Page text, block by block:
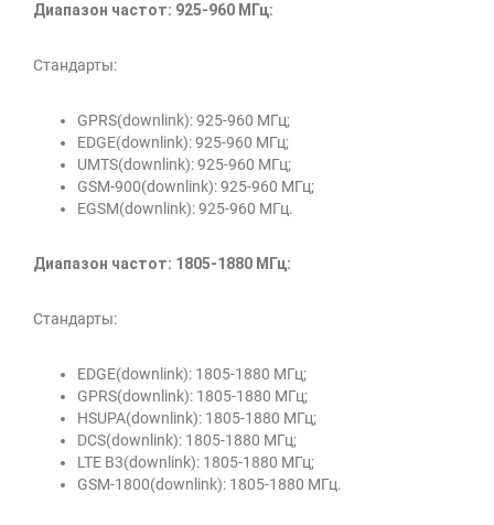
Диапазон частот: 925-960 МГц:
Стандарты:
GPRS(downlink): 925-960 МГц;
EDGE(downlink): 925-960 МГц;
UMTS(downlink): 925-960 МГц;
GSM-900(downlink): 925-960 МГц;
EGSM(downlink): 925-960 МГц.
Диапазон частот: 1805-1880 МГц:
Стандарты:
EDGE(downlink): 1805-1880 МГц;
GPRS(downlink): 1805-1880 МГц;
HSUPA(downlink): 1805-1880 МГц;
DCS(downlink): 1805-1880 МГц;
LTE B3(downlink): 1805-1880 МГц;
GSM-1800(downlink): 1805-1880 МГц.